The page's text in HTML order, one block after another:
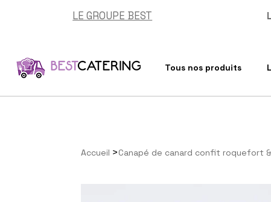
LE GROUPE BEST
Tous nos produits
Accueil >Canapé de canard confit roquefort